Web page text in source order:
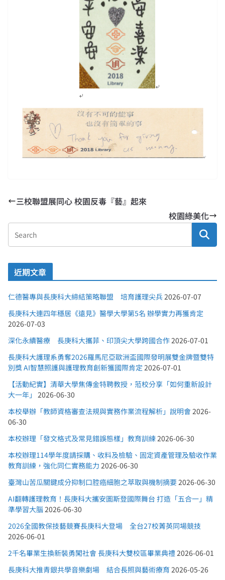
三校聯盟展同心 校園反毒『藝』起來
校園綠美化
近期文章
仁德醫專與長庚科大締結策略聯盟 培育護理尖兵 2026-07-07
長庚科大連四年穩居《遠見》醫學大學第5名 辦學實力再獲肯定
2026-07-03
深化永續醫療 長庚科大攜菲、印頂尖大學跨國合作 2026-07-01
長庚科大護理系勇奪2026羅馬尼亞歐洲盃國際發明展雙金牌暨雙特
別獎 AI智慧照護與護理教育創新獲國際肯定 2026-07-01
【活動紀實】清華大學焦傳金特聘教授，蒞校分享「如何重新設計
大一年」
2026-06-30
本校舉辦「教師資格審查法規與實務作業流程解析」說明會 2026-
06-30
本校辦理「發文格式及常見錯誤態樣」教育訓練 2026-06-30
本校辦理114學年度請採購、收料及檢驗、固定資產管理及驗收作業
教育訓練，強化同仁實務能力 2026-06-30
臺灣山苦瓜關鍵成分抑制口腔癌細胞之萃取與機制摘要 2026-06-30
AI翻轉護理教育！長庚科大攜安圖斯登國際舞台 打造「五合一」精
準學習大腦 2026-06-30
2026全國教保技藝競賽長庚科大登場 全台27校菁英同場競技
2026-06-01
2千名畢業生換新裝勇闖社會 長庚科大雙校區畢業典禮 2026-06-01
長庚科大推青銀共學音樂劇場 結合長照與藝術療育 2026-05-26